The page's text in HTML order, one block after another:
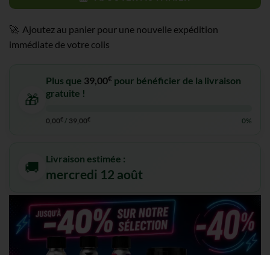
🚀 Ajoutez au panier pour une nouvelle expédition
immédiate de votre colis
🎁
Plus que 39,00€ pour bénéficier de la livraison
gratuite !
0,00€ / 39,00€ 0%
🚚 Livraison estimée :
mercredi 12 août